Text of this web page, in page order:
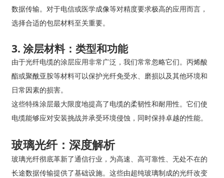
数据传输。对于电信或医学成像等对精度要求极高的应用而言，
选择合适的包层材料至关重要。
3. 涂层材料：类型和功能
由于光纤电缆的涂层应用非常广泛，我们常常忽略它们。丙烯酸
酯或聚酰亚胺等材料可以保护光纤免受水、磨损以及其他环境和
日常因素的损害。
这些特殊涂层最大限度地提高了电缆的柔韧性和耐用性。它们使
电缆能够应对安装挑战并承受环境侵蚀，同时保持卓越的性能。
玻璃光纤：深度解析
玻璃光纤彻底革新了通信行业，为高速、高可靠性、无处不在的
长途数据传输提供了基础设施。这些由超纯玻璃制成的光纤改变